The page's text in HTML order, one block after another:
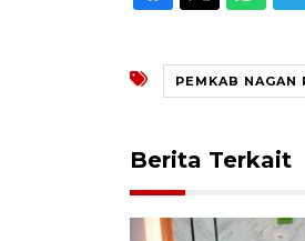
PEMKAB NAGAN
Berita Terkait